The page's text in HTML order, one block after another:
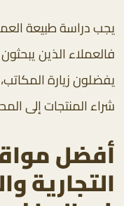
يجب دراسة طبيعة
فالعملاء الذين
يفضلون زيارة
شراء المنتجات إلى
أفضل
التجارية